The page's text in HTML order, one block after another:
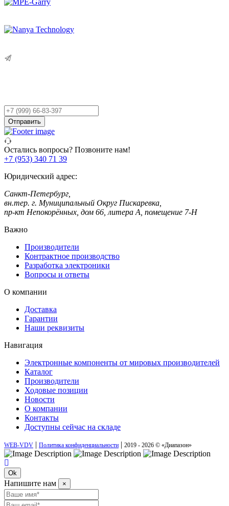
Ваш
телефон
Отправить
Остались вопросы? Позвоните нам!
+7 (953) 340 71 39
Юридический адрес:
Санкт-Петербург,
вн.тер. г. Муниципальный Округ Пискаревка,
пр-кт Непокорённых, дом 66, литера А, помещение 7-Н
Важно
Производители
Контрактное производство
Разработка электроники
Вопросы и ответы
О компании
Доставка
Гарантии
Наши реквизиты
Навигация
Электронные компоненты от мировых производителей
Каталог
Производители
Ходовые позиции
Новости
О компании
Контакты
Доступны сейчас на складе
WEB-VDV | Политика конфиденциальности | 2019 - 2026 © «Диапазон»
Ok
Напишите нам ×